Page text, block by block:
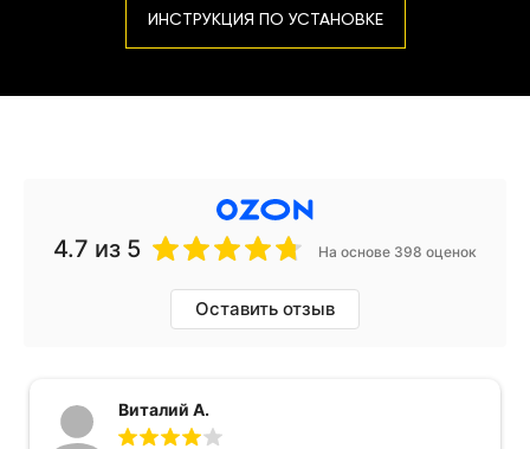
ИНСТРУКЦИЯ ПО УСТАНОВКЕ
4.7 из 5 На основе 398 оценок
Оставить отзыв
Виталий А.